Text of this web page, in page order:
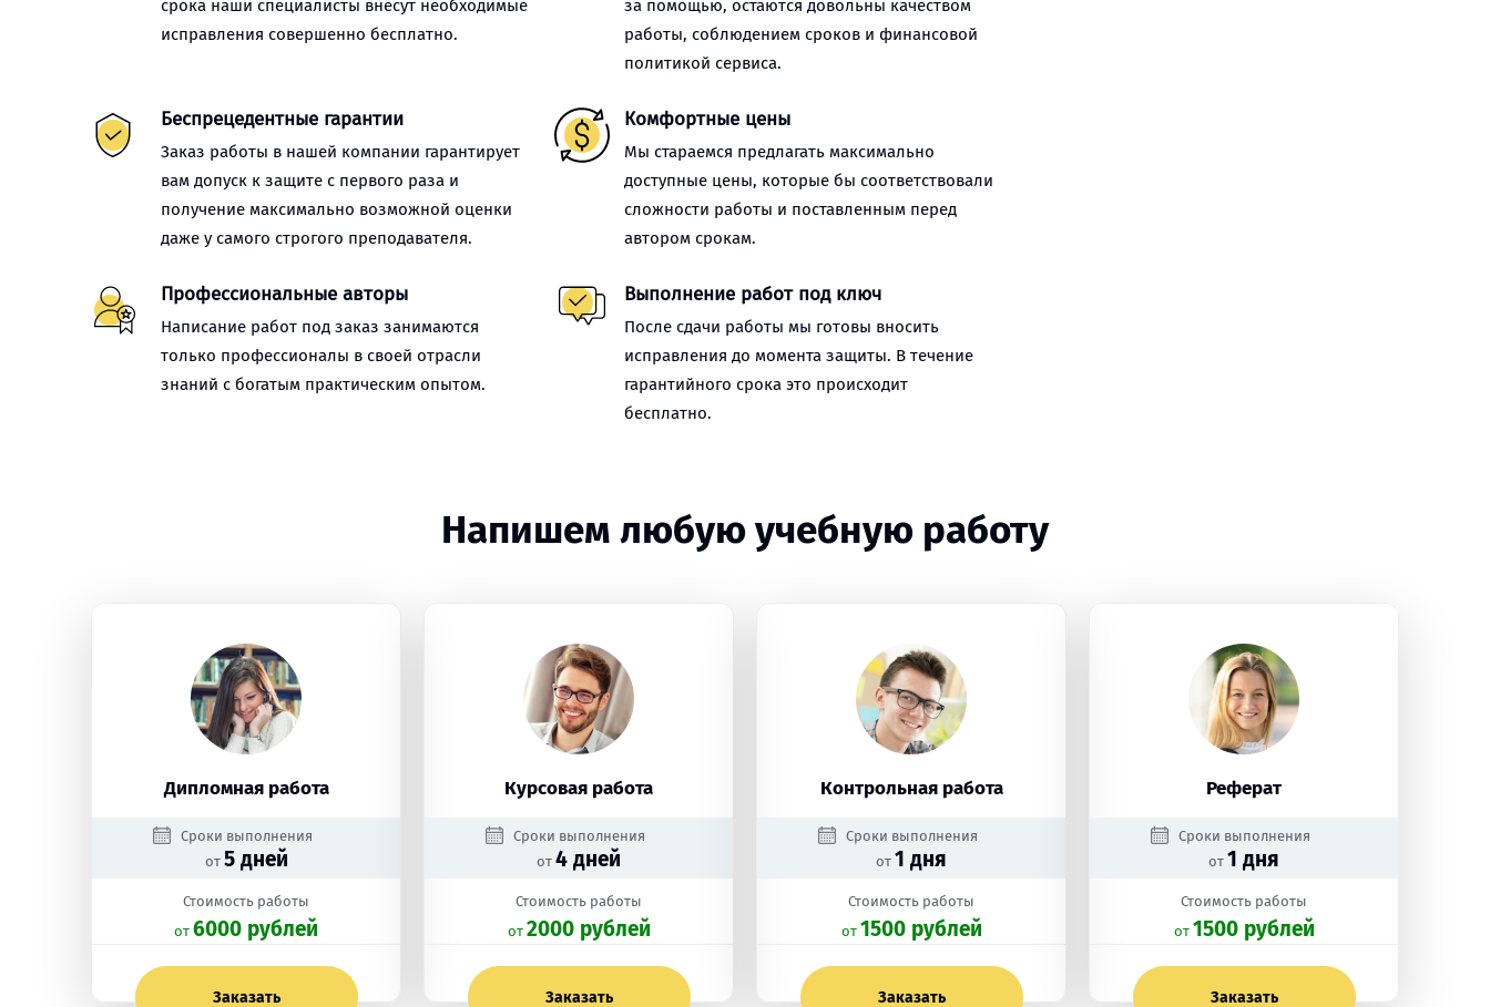
срока наши специалисты внесут необходимые
исправления совершенно бесплатно.
за помощью, остаются довольны качеством
работы, соблюдением сроков и финансовой
политикой сервиса.
Беспрецедентные гарантии
Заказ работы в нашей компании гарантирует
вам допуск к защите с первого раза и
получение максимально возможной оценки
даже у самого строгого преподавателя.
Комфортные цены
Мы стараемся предлагать максимально
доступные цены, которые бы соответствовали
сложности работы и поставленным перед
автором срокам.
Профессиональные авторы
Написание работ под заказ занимаются
только профессионалы в своей отрасли
знаний с богатым практическим опытом.
Выполнение работ под ключ
После сдачи работы мы готовы вносить
исправления до момента защиты. В течение
гарантийного срока это происходит
бесплатно.
Напишем любую учебную работу
Дипломная работа
Сроки выполнения
от 5 дней
Стоимость работы
oт 6000 рублей
Заказать
Курсовая работа
Сроки выполнения
от 4 дней
Стоимость работы
oт 2000 рублей
Заказать
Контрольная работа
Сроки выполнения
от 1 дня
Стоимость работы
oт 1500 рублей
Заказать
Реферат
Сроки выполнения
от 1 дня
Стоимость работы
oт 1500 рублей
Заказать